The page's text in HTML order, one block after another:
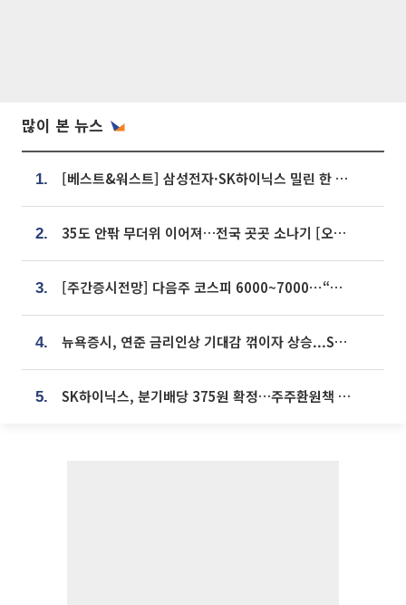
많이 본 뉴스
1. [베스트&워스트] 삼성전자·SK하이닉스 밀린 한 주…상상인증권은 85% 급등
2. 35도 안팎 무더위 이어져…전국 곳곳 소나기 [오늘 날씨]
3. [주간증시전망] 다음주 코스피 6000~7000⋯“外人 수급은 정책이 변수”
4. 뉴욕증시, 연준 금리인상 기대감 꺾이자 상승...S&P500 사상 최고치 [종합]
5. SK하이닉스, 분기배당 375원 확정…주주환원책 9월로 앞당겨 발표